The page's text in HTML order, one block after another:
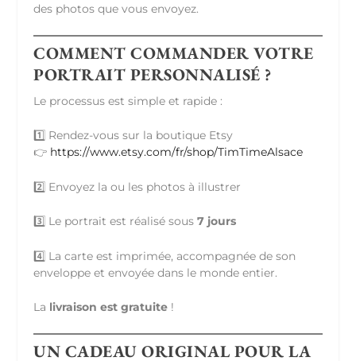
des photos que vous envoyez.
COMMENT COMMANDER VOTRE
PORTRAIT PERSONNALISÉ ?
Le processus est simple et rapide :
1️⃣ Rendez-vous sur la boutique Etsy
👉 https://www.etsy.com/fr/shop/TimTimeAlsace
2️⃣ Envoyez la ou les photos à illustrer
3️⃣ Le portrait est réalisé sous7 jours
4️⃣ La carte est imprimée, accompagnée de son
enveloppe et envoyée dans le monde entier.
La livraison est gratuite !
UN CADEAU ORIGINAL POUR LA